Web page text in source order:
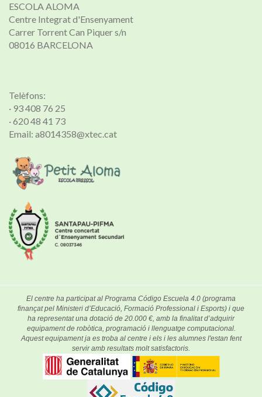
ESCOLA ALOMA
Centre Integrat d'Ensenyament
Carrer Torrent Can Piquer s/n
08016 BARCELONA
Telèfons:
· 93 408 76 25
· 620 48 41 73
Email: a8014358@xtec.cat
El centre ha participat al Programa Código Escuela 4.0 (programa
finançat pel Ministeri d’Educació, Formació Professional i Esports) i que
ha representat una dotació de 20.000 €, amb la finalitat d’adquirir
equipament de robòtica, programació i llenguatge computacional.
Aquest equipament ja es troba al centre i els i les alumnes l'estan fent
servir amb resultats molt satisfactoris.